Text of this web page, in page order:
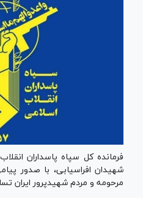
فرمانده کل سپاه پاسداران
شهیدان افراسیابی، با صدور
مرحومه و مردم شهیدپرور ایران